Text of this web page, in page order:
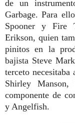
de un
Garbage. Para
Spooner y Fire
Erikson, quien
pinitos en la
bajista Steve
terceto necesitaba
Shirley
componente de
y Angelfish.